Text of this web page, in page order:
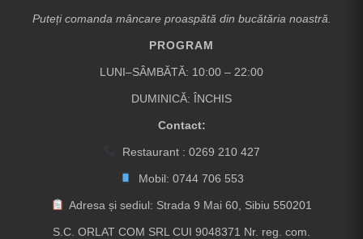
Puteți comanda mâncare proaspătă din bucătăria noastră.
PROGRAM
LUNI–SÂMBĂTĂ: 10:00 – 22:00
DUMINICĂ: ÎNCHIS
Contact:
Restaurant : 0269 210 427
Mobil: 0744 706 553
Adresa și sediul: Strada 9 Mai 60, Sibiu 550201
S.C. ORLAT COM SRL CUI 9048371 Nr. reg. com.